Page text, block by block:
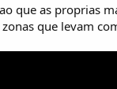
que as proprias
que levam